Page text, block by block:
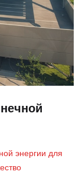
энергии для